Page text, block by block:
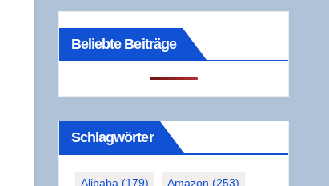
Beliebte Beiträge
Schlag­wör­ter
Alibaba (179) Amazon (253)